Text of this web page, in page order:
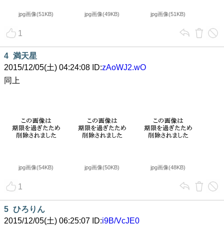
jpg画像(51KB) jpg画像(49KB) jpg画像(51KB)
1
4 満天星
2015/12/05(土) 04:24:08 ID:zAoWJ2.wO
同上
jpg画像(54KB) jpg画像(50KB) jpg画像(48KB)
1
5 ひろりん
2015/12/05(土) 06:25:07 ID:i9B/VcJE0